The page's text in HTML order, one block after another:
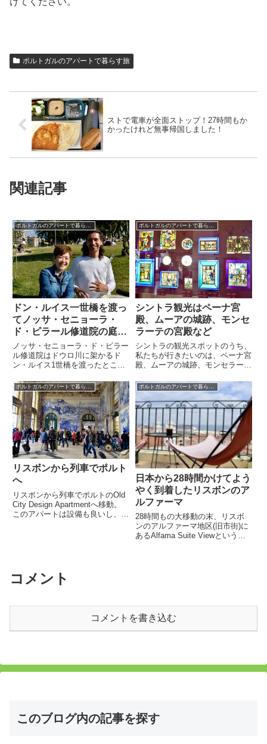
ポルトガルのアパートで暮らす旅
ストで電車が全面ストップ！27時間もか
かったけれど無事帰国しました！
関連記事
ポルトガルのアパートで暮らす旅
ドン・ルイス一世橋を渡っ
てノッサ・セニョーラ・
ド・ピラール修道院の庭園
へ
ノッサ・セニョーラ・ド・ピラー
ル修道院はドウロ川に架かるド
ン・ルイス1世橋を渡ったところ
ウロ川の景色は一日中眺めていて
も飽きないほど素晴らしいのです
が、更にポルトガル人のホセさん
との出会いもあって…
ポルトガルのアパートで暮らす旅
シントラ観光はペーナ宮
殿、ムーアの城跡、モンセ
ラーテの宮殿など
シントラの観光スポットのうち、
私たちが行きたいのは、ペーナ宮
殿、ムーアの城跡、モンセラーテ
のうち前3つは到着翌日に、レガ
レイラ宮殿は翌日のお天気次第で
行くかどうかを決めようというこ
とにしていました。何しろこちら
に来てからというもの、曇りや雨
の日が多く、夕方から晴れ間が覗
くという日が多いから…
リスボンから列車でポルト
へ
リスボンから列車でポルトのOld
City Design Apartmentへ移動。
このアパートは設備も良いし、景
日本から28時間かけてよう
やく到着したリスボンのア
ルファーマ
28時間もの大移動の末、リスボ
ンのアルファーマ地区(旧市街)に
あるAlfama Suite Viewという眺
コメント
コメントを書き込む
このブログ内の記事を探す